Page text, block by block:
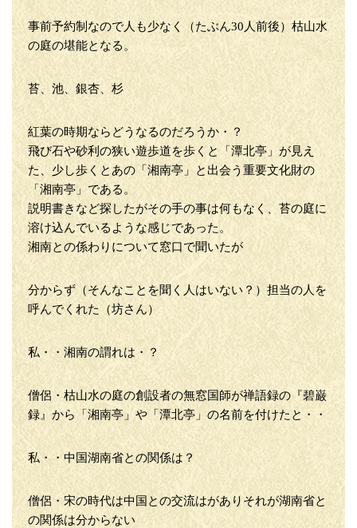
事前予約制なので人も少なく（たぶん30人前後）枯山水
の庭の堪能となる。
苔、池、銀杏、杉
紅葉の時期ならどうなるのだろうか・？
飛び石や砂利の狭い遊歩道を歩くと「潭北亭」が見え
た、少し歩くとあの「湘南亭」と出会う重要文化財の
「湘南亭」である。
説明書きなど探したがその手の事は何もなく、苔の庭に
溶け込んでいるような感じであった。
湘南との係わりについて窓口で聞いたが
分からず（そんなことを聞く人はいない？）担当の人を
呼んでくれた（坊さん）
私・・湘南の謂れは・？
僧侶・枯山水の庭の創設者の無窓国師が禅語録の『碧巌
録』から「湘南亭」や「潭北亭」の名前を付けたと・・
私・・中国湖南省との関係は？
僧侶・宋の時代は中国との交流はがありそれが湖南省と
の関係は分からない